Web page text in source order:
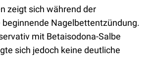
zeigt sich während der
beginnende Nagelbettentzündung.
mit Betaisodona-Salbe
sich jedoch keine deutliche